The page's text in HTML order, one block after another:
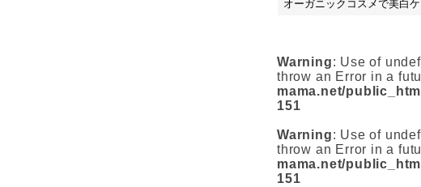
Warning: Use of
throw an Error in a
mama.net/
151
Warning: Use of
throw an Error in a
mama.net/
151